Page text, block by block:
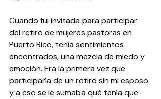
Cuando fui invitada para participar
del retiro de mujeres pastoras en
Puerto Rico, tenía sentimientos
encontrados, una mezcla de miedo y
emoción. Era la primera vez que
participaría de un retiro sin mi esposo
y a eso se le sumaba qué tenía que